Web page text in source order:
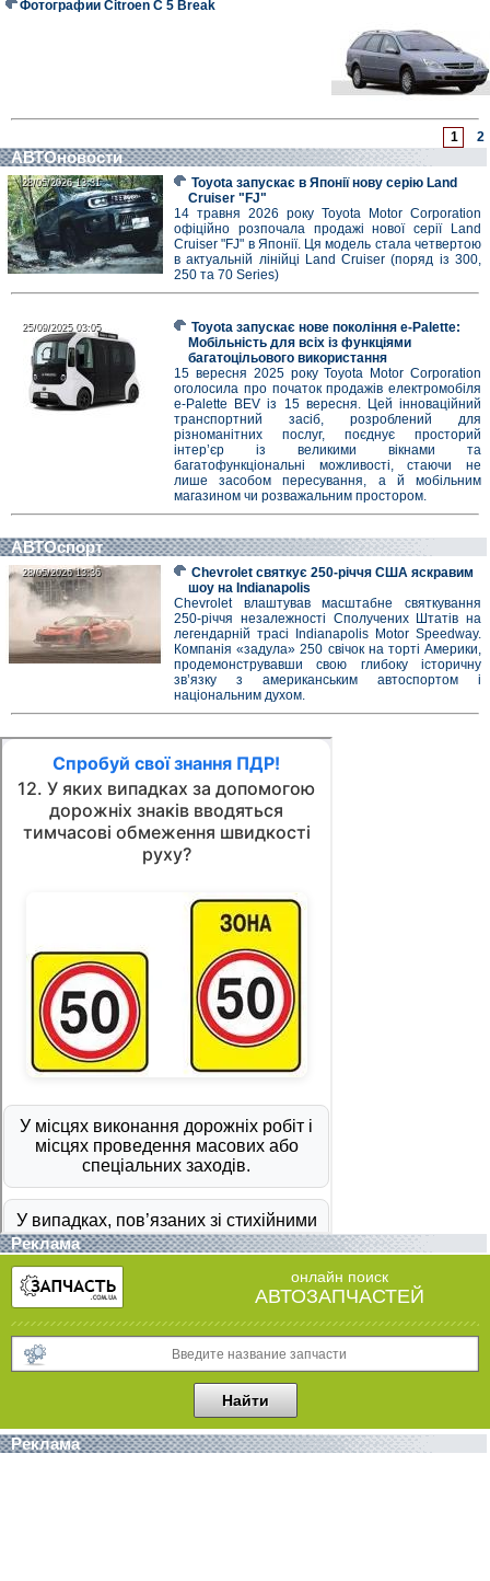
Фотографии Citroen C 5 Break
1 2
АВТОновости
28/05/2026 13:31
28/05/2026 13:31
Toyota запускає в Японії нову серію Land
Cruiser "FJ"
14 травня 2026 року Toyota Motor Corporation
офіційно розпочала продажі нової серії Land
Cruiser "FJ" в Японії. Ця модель стала четвертою
в актуальній лінійці Land Cruiser (поряд із 300,
250 та 70 Series)
25/09/2025 03:05
25/09/2025 03:05
Toyota запускає нове покоління e-Palette:
Мобільність для всіх із функціями
багатоцільового використання
15 вересня 2025 року Toyota Motor Corporation
оголосила про початок продажів електромобіля
e-Palette BEV із 15 вересня. Цей інноваційний
транспортний засіб, розроблений для
різноманітних послуг, поєднує просторий
інтер’єр із великими вікнами та
багатофункціональні можливості, стаючи не
лише засобом пересування, а й мобільним
магазином чи розважальним простором.
АВТОспорт
28/05/2026 13:36
28/05/2026 13:36
Chevrolet святкує 250-річчя США яскравим
шоу на Indianapolis
Chevrolet влаштував масштабне святкування
250-річчя незалежності Сполучених Штатів на
легендарній трасі Indianapolis Motor Speedway.
Компанія «задула» 250 свічок на торті Америки,
продемонструвавши свою глибоку історичну
зв’язку з американським автоспортом і
національним духом.
Реклама
онлайн поиск
АВТОЗАПЧАСТЕЙ
Реклама